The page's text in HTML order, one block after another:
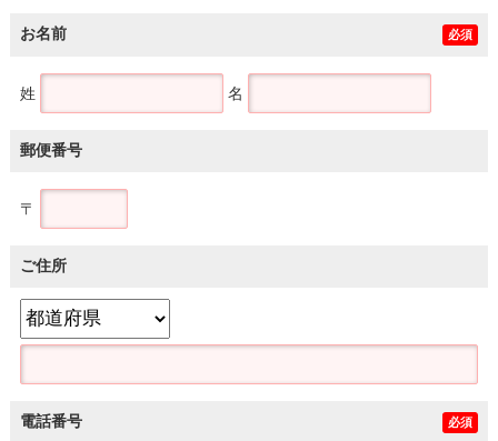
お名前 必須
姓 名
郵便番号
〒
ご住所
電話番号 必須